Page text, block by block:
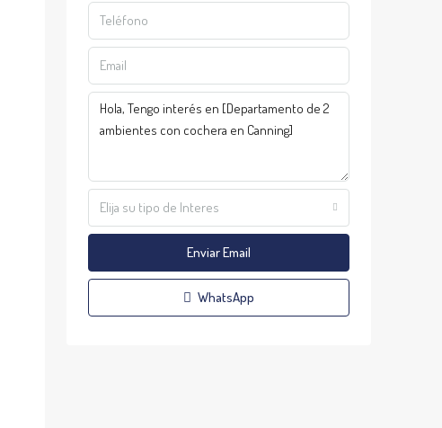
Elija su tipo de Interes
Enviar Email
WhatsApp